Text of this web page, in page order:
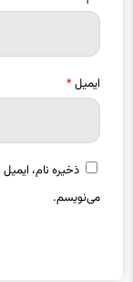
ایمیل*
ذخیره نام،
می‌نویسم.